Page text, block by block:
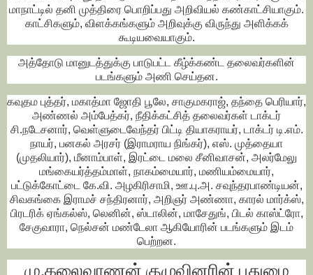
மாநாட்டில் தனி முத்திரை பொறிப்பது அறிவியல் கண்காட்சியாகும்.
காட்சிகளும், விளக்கங்களும் அறிவுக்கு விருந்து அளிக்கக்
கூடியவையாகும்.
அத்தோடு மானுடத்துக்கு பாடுபட்ட கீழ்க்கண்ட தலைவர்களின்
படங்களும் அணி செய்தன.
கவுதம புத்தர், மகாத்மா ஜோதி பூலே, சாகுமகராஜ், தந்தை பெரியார்,
அண்ணல் அம்பேத்கர், நீதிக்கட்சித் தலைவர்கள் டாக்டர்
சி.நடேசனார், வெள்ளுடைவேந்தர் பிட்டி தியாகராயர், டாக்டர் டி.எம்.
நாயர், பனகல் அரசர் (இராமராய நிங்கர்), எஸ். முத்தையா
(முதலியார்), மீனாம்பாள், இரட்டை மலை சீனிவாசன், அலர்மேலு
மங்கையர்த்தம்மாள், நாகம்மையார், மணியம்மையார்,
பட்டுக்கோட்டை கே.வி. அழகிரிசாமி, ஊ.பு.அ. சவுந்தரபாண்டியன்,
சிவகங்கை இராமச் சந்திரனார், அறிஞர் அண்ணா, காரல் மார்க்ஸ்,
பிரடரிக் ஏங்கல்ஸ், லெனின், ஸ்டாலின், மாசேதுங், பிடல் காஸ்ட்ரோ,
சேகுவாரா, நெல்சன் மண்டேலா ஆகியோரின் படங்களும் இடம்
பெற்றன.
மு.கலைவாணன் குழுவினரின் புதுமை